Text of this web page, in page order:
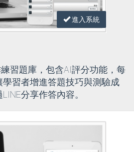
進入系統
習題庫，包含AI評分功能，每
習者增進答題技巧與測驗成
分享作答內容。